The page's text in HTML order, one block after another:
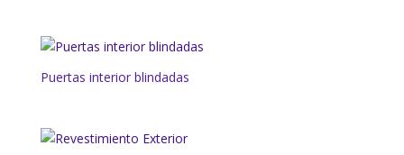
Puertas interior blindadas